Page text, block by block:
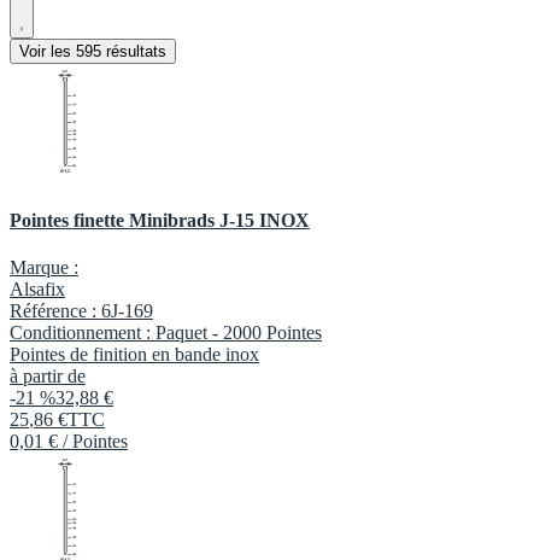
Voir les 595 résultats
Pointes finette Minibrads J-15 INOX
Marque :
Alsafix
Référence : 6J-169
Conditionnement : Paquet - 2000 Pointes
Pointes de finition en bande inox
à partir de
-21 %32,88 €
25,86 €TTC
0,01 € / Pointes